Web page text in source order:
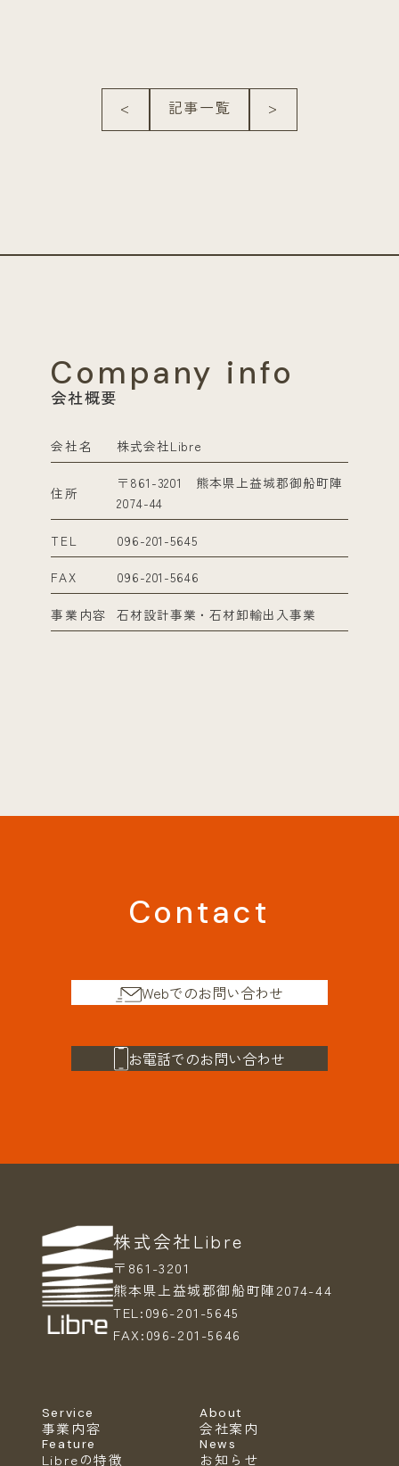
< 記事一覧 >
Company info
会社概要
会社名 株式会社Libre
住所
〒861-3201 熊本県上益城郡御船町陣
2074-44
TEL 096-201-5645
FAX 096-201-5646
事業内容 石材設計事業・石材卸輸出入事業
Contact
Webでのお問い合わせ
お電話でのお問い合わせ
株式会社Libre
〒861-3201
熊本県上益城郡御船町陣2074-44
TEL:096-201-5645
FAX:096-201-5646
Service
事業内容
About
会社案内
Feature
Libreの特徴
News
お知らせ